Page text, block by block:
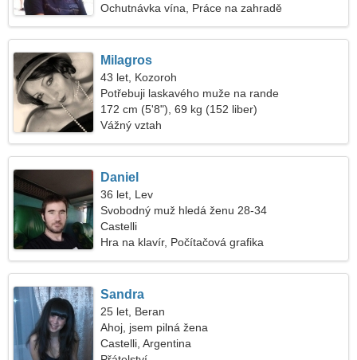
Ochutnávka vína, Práce na zahradě
Milagros
43 let, Kozoroh
Potřebuji laskavého muže na rande
172 cm (5'8"), 69 kg (152 liber)
Vážný vztah
Daniel
36 let, Lev
Svobodný muž hledá ženu 28-34
Castelli
Hra na klavír, Počítačová grafika
Sandra
25 let, Beran
Ahoj, jsem pilná žena
Castelli, Argentina